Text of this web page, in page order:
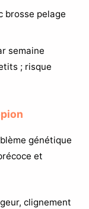
brosse pelage
semaine
; risque
génétique
et
clignement